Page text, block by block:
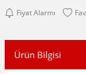
Fiyat Alarmı
Ürün Bilgisi